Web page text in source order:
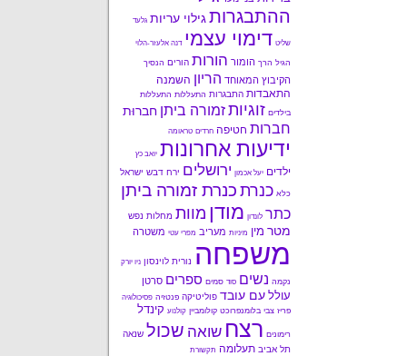
ההתבגרות גילוי עריות גלעד
שליט דימוי עצמי דנה אלעזר-הלוי
הגיל הרך הומור הורות הורים הנסיך
הקיבוץ המאוחד הריון השמנה
התאבדות התבגרות התעללות התעללות
בילדים זוגיותזמורה ביתן חברוּת
חברות חטיפה חרדים טראומה
ידיעות אחרונות יואב כץ
ילדים יעל אכמון ירושלים ירח דבש ישראל
כלא כנרת כנרת זמורה ביתן
כתר לונדון מודן מוות מחלות נפש
מטר מין מיניות מעריב מפרי עטי משטרה
משפחה נורית לוינסון ניו יורק
נקמה נשים סוד סמים ספרים סרטן
עולל עם עובד פוליטיקה פנטזיה פסיכולוגיה
פריז צבי בלומנפרוכט קולומביין קולנוע קינדל
רימונים רצח שואה שכול שנאה
תל אביב תעלומה תקשורת